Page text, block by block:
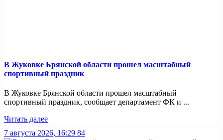
В Жуковке Брянской области прошел масштабный
спортивный праздник
В Жуковке Брянской области прошел масштабный
спортивный праздник, сообщает департамент ФК и ...
Читать далее
7 августа 2026, 16:29 84